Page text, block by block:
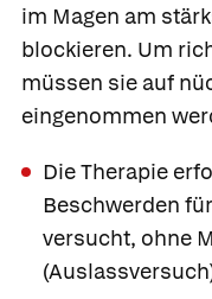
im Magen am
blockieren. Um
müssen sie auf
eingenommen
Die Therapie
Beschwerden
versucht, ohne